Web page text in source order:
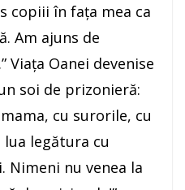
copiii în faţa mea ca
Am ajuns de
Viaţa Oanei devenise
soi de prizonieră:
cu surorile, cu
legătura cu
Nimeni nu venea la